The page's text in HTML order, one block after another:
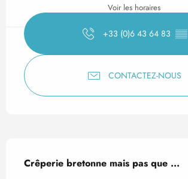
Voir les horaires
+33 (0)6 43 64 83 ▒▒
CONTACTEZ-NOUS
Description
Crêperie bretonne mais pas que ...